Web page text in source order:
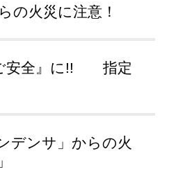
の火災に注意！
安全』に!! 指定
デンサ」からの火